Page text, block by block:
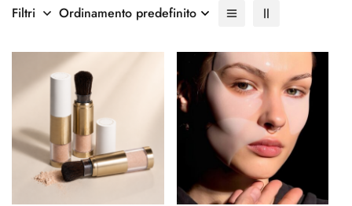
Filtri Ordinamento predefinito